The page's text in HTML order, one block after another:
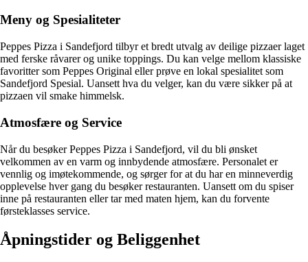
Meny og Spesialiteter
Peppes Pizza i Sandefjord tilbyr et bredt utvalg av deilige pizzaer laget
med ferske råvarer og unike toppings. Du kan velge mellom klassiske
favoritter som Peppes Original eller prøve en lokal spesialitet som
Sandefjord Spesial. Uansett hva du velger, kan du være sikker på at
pizzaen vil smake himmelsk.
Atmosfære og Service
Når du besøker Peppes Pizza i Sandefjord, vil du bli ønsket
velkommen av en varm og innbydende atmosfære. Personalet er
vennlig og imøtekommende, og sørger for at du har en minneverdig
opplevelse hver gang du besøker restauranten. Uansett om du spiser
inne på restauranten eller tar med maten hjem, kan du forvente
førsteklasses service.
Åpningstider og Beliggenhet